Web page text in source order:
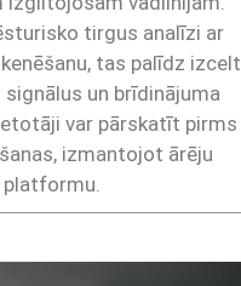
tirgus analīzi ar
tas palīdz izcelt
un brīdinājuma
var pārskatīt pirms
izmantojot ārēju
platformu.